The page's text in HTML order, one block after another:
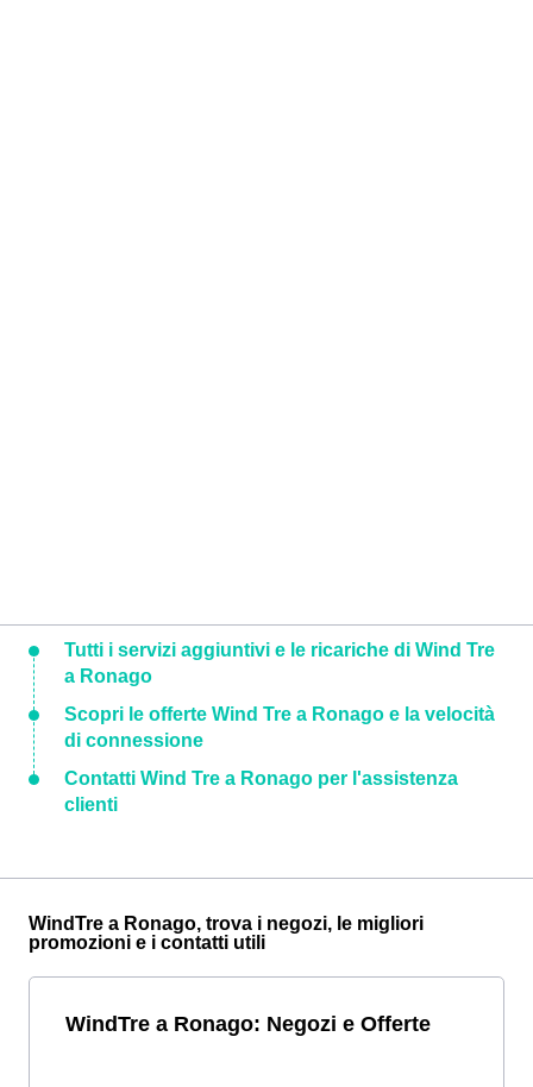
Tutti i servizi aggiuntivi e le ricariche di Wind Tre
a Ronago
Scopri le offerte Wind Tre a Ronago e la velocità
di connessione
Contatti Wind Tre a Ronago per l'assistenza
clienti
WindTre a Ronago, trova i negozi, le migliori
promozioni e i contatti utili
WindTre a Ronago: Negozi e Offerte